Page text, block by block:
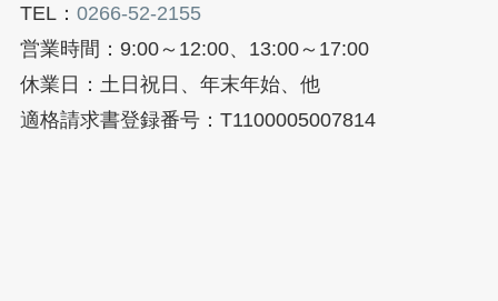
TEL： 0266-52-2155
営業時間：9:00～12:00、13:00～17:00
休業日：土日祝日、年末年始、他
適格請求書登録番号：T1100005007814